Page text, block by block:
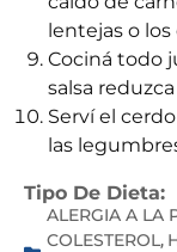
lentejas o
Cociná todo
salsa
Serví el
las
Tipo De Dieta:
ALERGIA A LA
COLESTEROL,